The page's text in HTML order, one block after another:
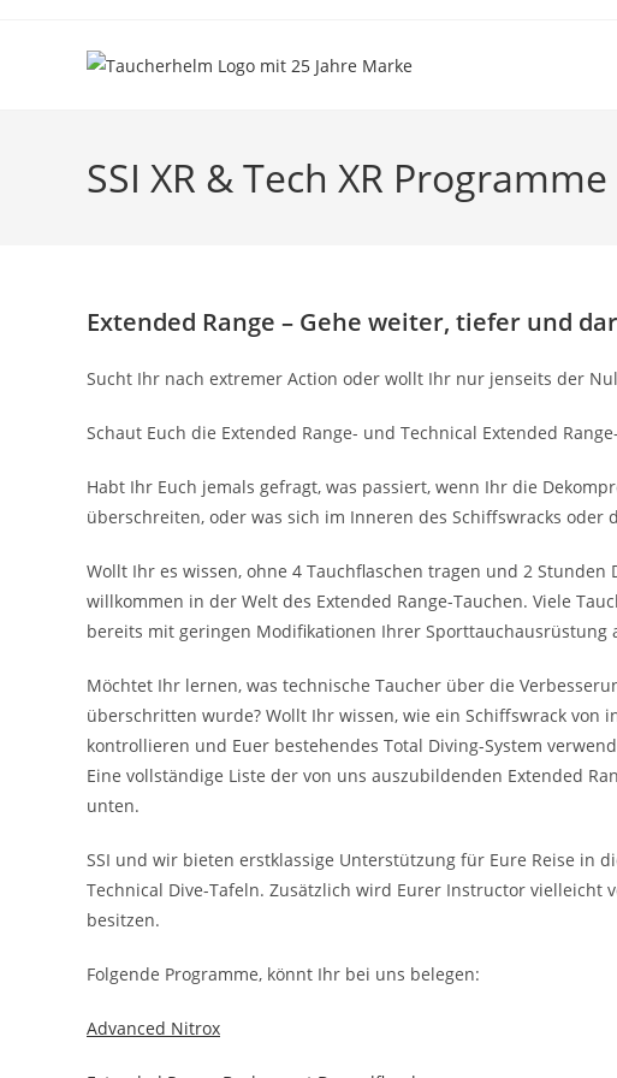
SSI XR & Tech XR Programme
Extended Range – Gehe weiter, tiefer und
Sucht Ihr nach extremer Action oder wollt Ihr nur jenseits der
Schaut Euch die Extended Range- und Technical Extended
Habt Ihr Euch jemals gefragt, was passiert, wenn Ihr die
überschreiten, oder was sich im Inneren des Schiffswracks oder
Wollt Ihr es wissen, ohne 4 Tauchflaschen tragen und 2 Stunden
willkommen in der Welt des Extended Range-Tauchen. Viele
bereits mit geringen Modifikationen Ihrer Sporttauchausrüstung
Möchtet Ihr lernen, was technische Taucher über die
überschritten wurde? Wollt Ihr wissen, wie ein Schiffswrack von
kontrollieren und Euer bestehendes Total Diving-System
Eine vollständige Liste der von uns auszubildenden Extended
unten.
SSI und wir bieten erstklassige Unterstützung für Eure Reise in
Technical Dive-Tafeln. Zusätzlich wird Eurer Instructor vielleicht
besitzen.
Folgende Programme, könnt Ihr bei uns belegen:
Advanced Nitrox